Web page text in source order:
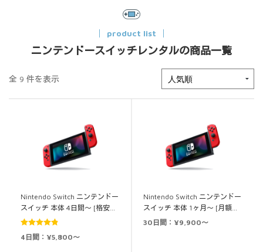
product list
ニンテンドースイッチレンタルの商品一覧
全 9 件を表示
Nintendo Switch ニンテンドー
スイッチ 本体 4日間～ [格安…
5段階中
4日間：¥5,800～
Nintendo Switch ニンテンドー
スイッチ 本体 1ヶ月～ [月額…
30日間：¥9,900～